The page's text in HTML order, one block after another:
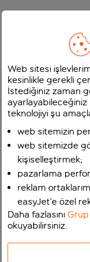
Web sitesi
kesinlikle gerekli
İstediğiniz zaman
ayarlayabileceğiniz
teknolojiyi şu
web sitemizin
web sitemizde
kişiselleştirmek;
pazarlama
reklam
easyJet’e özel
Daha fazlasını
okuyabilirsiniz.